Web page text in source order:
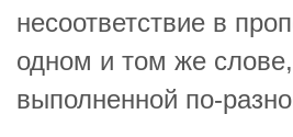
несоответствие в
одном и том же
выполненной по-